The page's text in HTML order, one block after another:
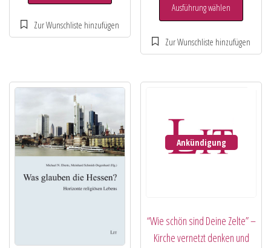
Ausführung wählen
Ankündigung
“Wie schön sind Deine Zelte” –
Kirche vernetzt denken und